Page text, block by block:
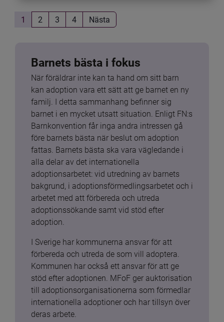
1 2 3 4 Nästa
Barnets bästa i fokus
När föräldrar inte kan ta hand om sitt barn
kan adoption vara ett sätt att ge barnet en ny
familj. I detta sammanhang befinner sig
barnet i en mycket utsatt situation. Enligt FN:s
Barnkonvention får inga andra intressen gå
före barnets bästa när beslut om adoption
fattas. Barnets bästa ska vara vägledande i
alla delar av det internationella
adoptionsarbetet: vid utredning av barnets
bakgrund, i adoptionsförmedlingsarbetet och i
arbetet med att förbereda och utreda
adoptionssökande samt vid stöd efter
adoption.
I Sverige har kommunerna ansvar för att
förbereda och utreda de som vill adoptera.
Kommunen har också ett ansvar för att ge
stöd efter adoptionen. MFoF ger auktorisation
till adoptionsorganisationerna som förmedlar
internationella adoptioner och har tillsyn över
deras arbete.